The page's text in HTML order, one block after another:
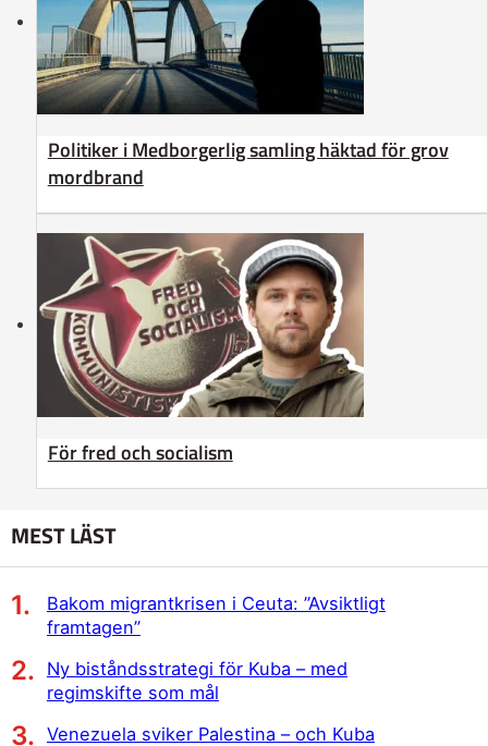
Politiker i Medborgerlig samling häktad för grov
mordbrand
För fred och socialism
MEST LÄST
Bakom migrantkrisen i Ceuta: ”Avsiktligt
framtagen”
Ny biståndsstrategi för Kuba – med
regimskifte som mål
Venezuela sviker Palestina – och Kuba